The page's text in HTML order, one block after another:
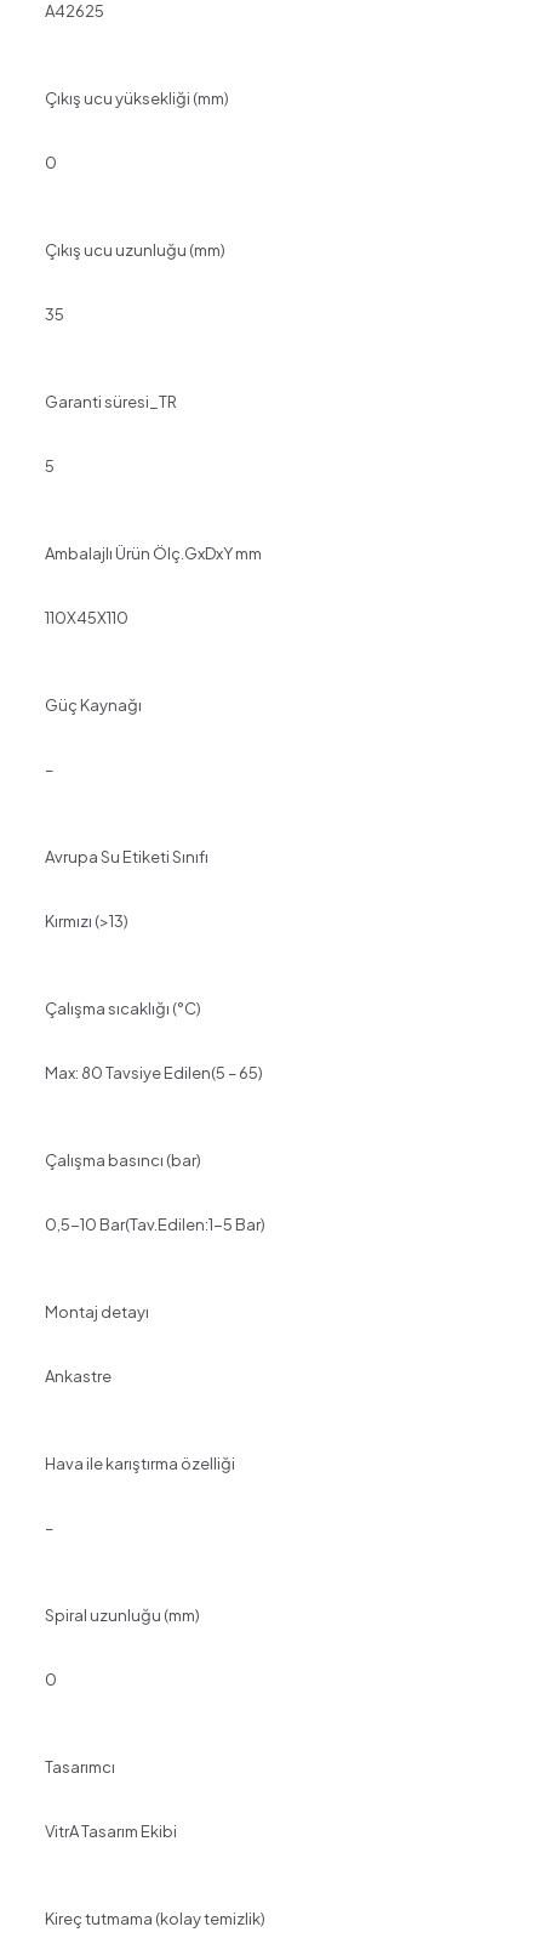
A42625
Çıkış ucu yüksekliği (mm)
0
Çıkış ucu uzunluğu (mm)
35
Garanti süresi_TR
5
Ambalajlı Ürün Ölç.GxDxY mm
110X45X110
Güç Kaynağı
–
Avrupa Su Etiketi Sınıfı
Kırmızı (>13)
Çalışma sıcaklığı (°C)
Max: 80 Tavsiye Edilen(5 – 65)
Çalışma basıncı (bar)
0,5-10 Bar(Tav.Edilen:1-5 Bar)
Montaj detayı
Ankastre
Hava ile karıştırma özelliği
–
Spiral uzunluğu (mm)
0
Tasarımcı
VitrA Tasarım Ekibi
Kireç tutmama (kolay temizlik)